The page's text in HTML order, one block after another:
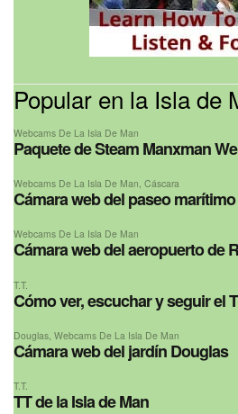
Popular en la Isla de
Webcams De La Isla De Man
Paquete de Steam Manxman
Webcams De La Isla De Man, Cáscara
Cámara web del paseo
Webcams De La Isla De Man
Cámara web del aeropuerto de
T.T.
Cómo ver, escuchar y seguir el
Douglas Webcams De La Isla De Man
Cámara web del jardín Douglas
T.T.
TT de la Isla de Man